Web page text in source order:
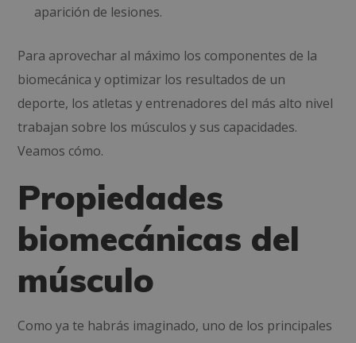
aparición de lesiones.
Para aprovechar al máximo los componentes de la
biomecánica y optimizar los resultados de un
deporte, los atletas y entrenadores del más alto nivel
trabajan sobre los músculos y sus capacidades.
Veamos cómo.
Propiedades
biomecánicas del
músculo
Como ya te habrás imaginado, uno de los principales